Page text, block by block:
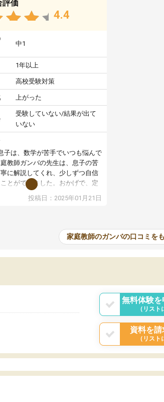
評価
4.4
中1
1年以上
高校受験対策
上がった
受験していない/結果が出て
いない
子は、数学が苦手でいつも悩んで
教師ガンバの先生は、息子の苦
に解説してくれ、少しずつ自信
とができました。おかげで、定
績が10点以上アップし、本人もと
投稿日：2025年01月21日
家庭教師のガンバの口コミを
無料体験
（リスト
資料を請
（リスト